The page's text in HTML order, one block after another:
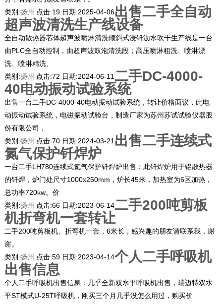
类别:扬州 点击:19 日期:2025-04-06出售二手全自动
超声波清洗生产线设备
全自动散热器芯体超声波喷淋清洗倾斜式浸钎沥水吹干生产线是一台
由PLC全自动控制，由超声波鼓泡清洗段；高压喷淋粗洗、喷淋漂
洗、喷淋精洗、
类别:扬州 点击:72 日期:2024-06-11 二手DC-4000-
40电动振动试验系统
出售一台二手DC-4000-40电动振动试验系统，转让价格面议，此电
动振动试验系统，电磁振动试验台，制造厂家为苏州苏试试验仪器股
份有限公司，
类别:扬州 点击:70 日期:2024-03-21 出售二手连续式
氮气保护钎焊炉
一台二手LH780连续式氮气保护钎焊炉出售：此钎焊炉用于铝散热器
的钎焊，炉门处尺寸1000x250mm，炉长45米，加热室为6区加热，
总功率720kw。价
类别:扬州 点击:66 日期:2023-06-14二手200吨剪板
机折弯机一套转让
二手200吨剪板机、折弯机一套，6米长，感兴趣的朋友请联系我，谢
谢。
类别:扬州 点击:59 日期:2023-04-14个人二手呼吸机
出售信息
个人二手呼吸机出售信息：几乎全新双水平呼吸机出售，瑞迈特双水
平ST模式U-25T呼吸机，刚买三个月几乎没怎么用过，购买价